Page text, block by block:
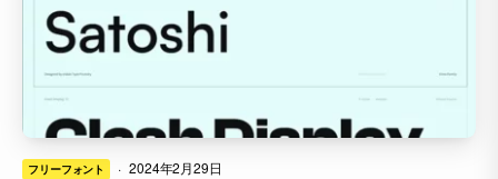
フリーフォント · 2024年2月29日